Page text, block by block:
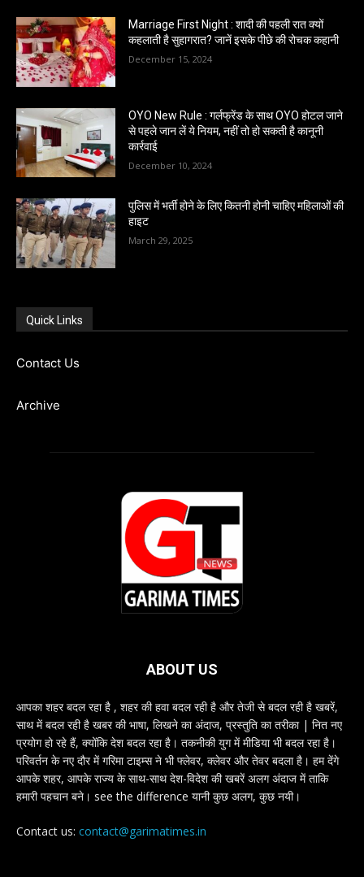
Marriage First Night : शादी की पहली रात क्यों
कहलाती है सुहागरात? जानें इसके पीछे की रोचक कहानी
December 15, 2024
OYO New Rule : गर्लफ्रेंड के साथ OYO होटल जाने
से पहले जान लें ये नियम, नहीं तो हो सकती है कानूनी
कार्रवाई
December 10, 2024
पुलिस में भर्ती होने के लिए कितनी होनी चाहिए महिलाओं की
हाइट
March 29, 2025
Quick Links
Contact Us
Archive
ABOUT US
आपका शहर बदल रहा है , शहर की हवा बदल रही है और तेजी से बदल रही है खबरें,
साथ में बदल रही है खबर की भाषा, लिखने का अंदाज, प्रस्तुति का तरीका | नित नए
प्रयोग हो रहे हैं, क्योंकि देश बदल रहा है। तकनीकी युग में मीडिया भी बदल रहा है।
परिवर्तन के नए दौर में गरिमा टाइम्स ने भी फ्लेवर, क्लेवर और तेवर बदला है। हम देंगे
आपके शहर, आपके राज्य के साथ-साथ देश-विदेश की खबरें अलग अंदाज में ताकि
हमारी पहचान बने। see the difference यानी कुछ अलग, कुछ नयी।
Contact us: contact@garimatimes.in